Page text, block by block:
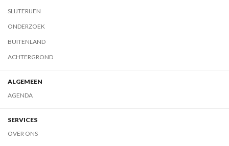
SLIJTERIJEN
ONDERZOEK
BUITENLAND
ACHTERGROND
ALGEMEEN
AGENDA
SERVICES
OVER ONS